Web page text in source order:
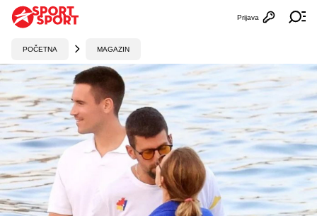
Otvori
Prijava
POČETNA MAGAZIN